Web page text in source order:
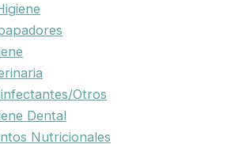
Otros
Dental
Nutricionales